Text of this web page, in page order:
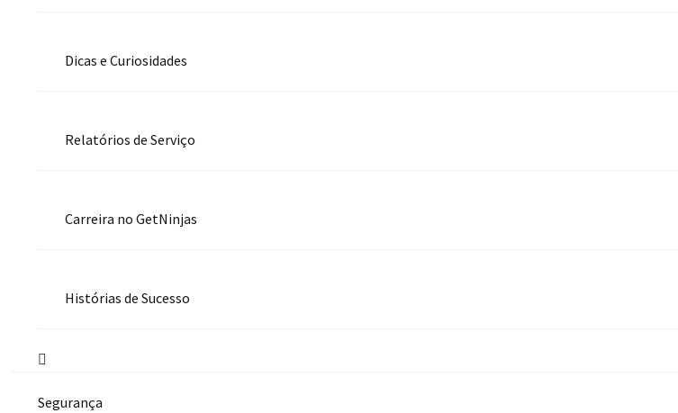
Dicas e Curiosidades
Relatórios de Serviço
Carreira no GetNinjas
Histórias de Sucesso
Segurança